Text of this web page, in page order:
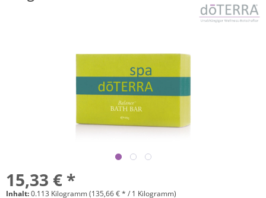
15,33 € *
Inhalt:0.113 Kilogramm (135,66 € * / 1 Kilogramm)